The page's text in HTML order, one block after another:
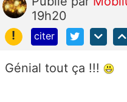
19h20
!
citer
Génial tout ça !!!